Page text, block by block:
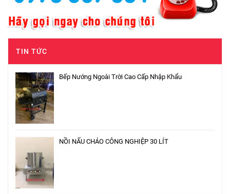
TIN TỨC
Bếp Nướng Ngoài Trời Cao Cấp Nhập Khẩu
NỒI NẤU CHÁO CÔNG NGHIỆP 30 LÍT